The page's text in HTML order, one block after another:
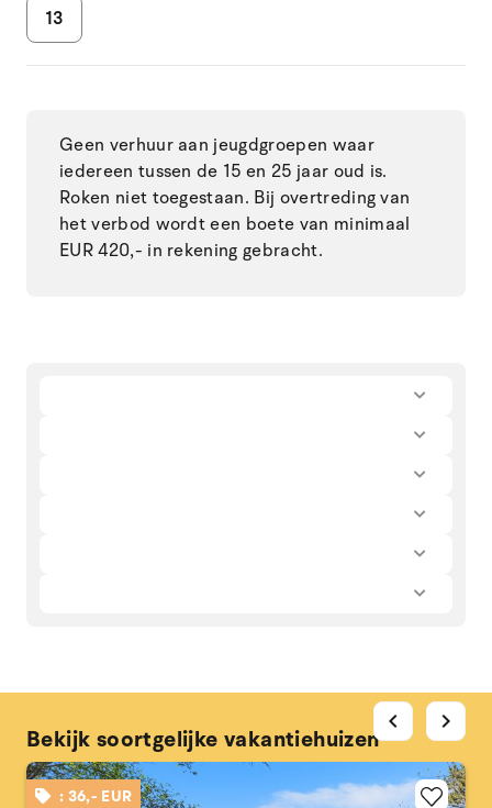
13
Geen verhuur aan jeugdgroepen waar
iedereen tussen de 15 en 25 jaar oud is.
Roken niet toegestaan. Bij overtreding van
het verbod wordt een boete van minimaal
EUR 420,- in rekening gebracht.
Bekijk soortgelijke vakantiehuizen
: 36,- EUR
chevron_left chevron_right